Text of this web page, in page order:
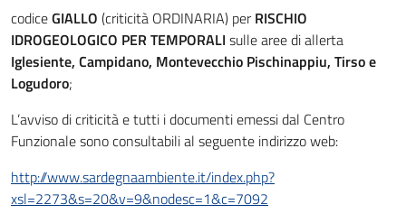
codiceGIALLO (criticità ORDINARIA) perRISCHIO
IDROGEOLOGICO PER TEMPORALI sulle aree di allerta
Iglesiente, Campidano, Montevecchio Pischinappiu, Tirso e
Logudoro;
L’avviso di criticità e tutti i documenti emessi dal Centro
Funzionale sono consultabili al seguente indirizzo web:
http://www.sardegnaambiente.it/index.php?
xsl=2273&s=20&v=9&nodesc=1&c=7092